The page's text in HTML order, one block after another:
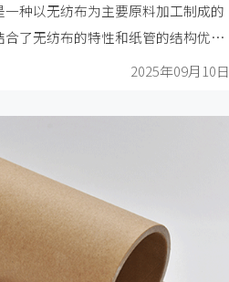
一种以无纺布为主要原料加工制成的
合了无纺布的特性和纸管的结构优
于化纤、薄膜、印刷、纺织等工业领
2025年09月10日